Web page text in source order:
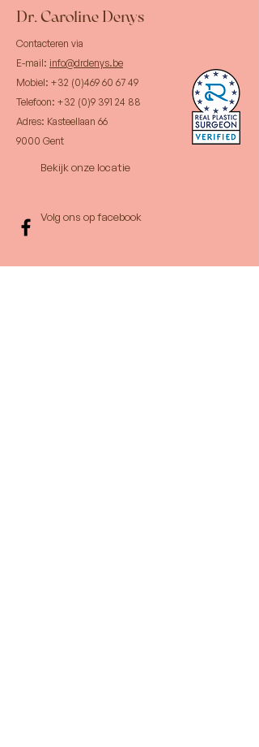
Dr. Caroline Denys
Contacteren via
E-mail: info@drdenys.be
Mobiel: +32 (0)469 60 67 49
Telefoon: +32 (0)9 391 24 88
Adres: Kasteellaan 66
9000 Gent
Bekijk onze locatie
Volg ons op facebook